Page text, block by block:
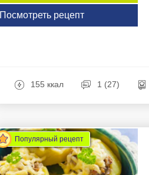
Посмотреть рецепт
155 ккал 1 (27)
Популярный рецепт